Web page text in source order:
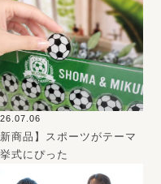
新商品】スポーツがテーマ
式にぴった